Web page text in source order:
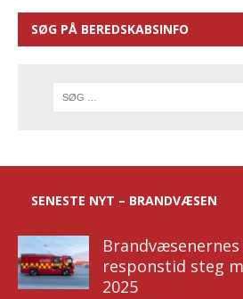
SØG PÅ BEREDSKABSINFO
SENESTE NYT – BRANDVÆSEN
responstid steg
2025